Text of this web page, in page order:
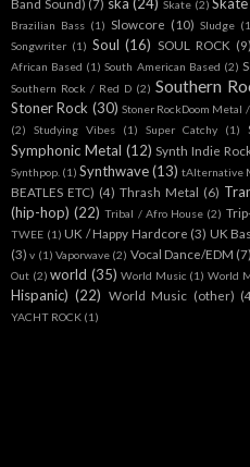
Skate (2)
Brazilian Bass (1) Slowcore (10) Sludge
Songwriter (1) Soul (16) SOUL ROCK (9)
African Based (1) South American Based (2)
Southern Rock / Red D (2) Southern
Stoner Rock (30) Stoner RockDoom Metal
(2)
Studying Vibes (1) Super Catchy (1)
Symphonic Metal (12) Synth Indie
Synthpop. (1) Synthwave (13) tAlternative
BEATLES ETC) (4) Thrash Metal (6)
(hip-hop) (22) Tribal / Afro House (2)
TWEE (1) UK / Happy Hardcore (3) UK
(3) v (1) Vaporwave (2) Vocal Dance/EDM (7)
Out (2) world (35) World Music (1) World
Hispanic) (22) World Music (other)
YACHT ROCK (1)